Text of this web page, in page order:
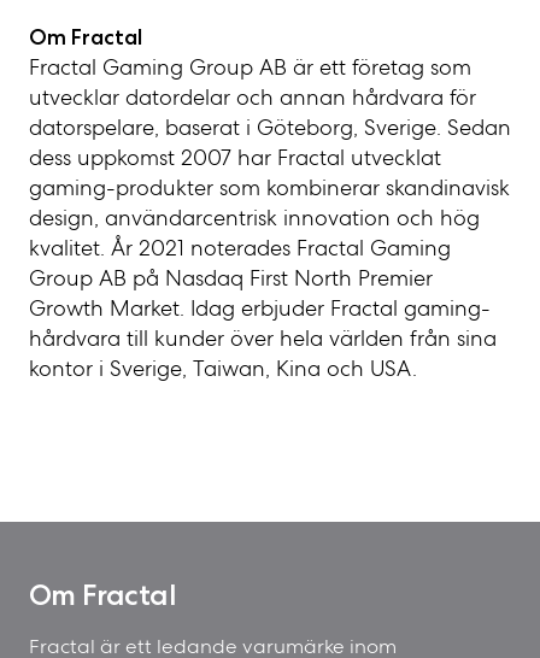
Om Fractal
Fractal Gaming Group AB är ett företag som
utvecklar datordelar och annan hårdvara för
datorspelare, baserat i Göteborg, Sverige. Sedan
dess uppkomst 2007 har Fractal utvecklat
gaming-produkter som kombinerar skandinavisk
design, användarcentrisk innovation och hög
kvalitet. År 2021 noterades Fractal Gaming
Group AB på Nasdaq First North Premier
Growth Market. Idag erbjuder Fractal gaming-
hårdvara till kunder över hela världen från sina
kontor i Sverige, Taiwan, Kina och USA.
Om Fractal
Fractal är ett ledande varumärke inom